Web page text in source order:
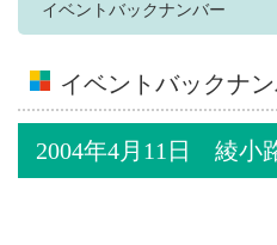
イベントバックナンバー
イベントバックナ
2004年4月11日 綾小